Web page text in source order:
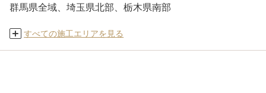
群馬県全域、埼玉県北部、栃木県南部
すべての施工エリアを見る